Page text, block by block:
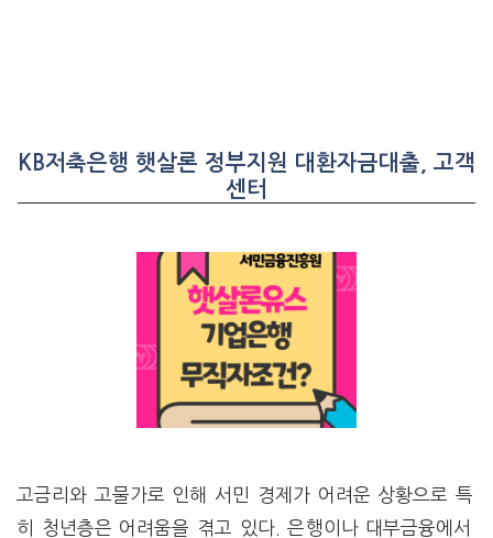
KB저축은행 햇살론 정부지원 대환자금대출, 고객
센터
고금리와 고물가로 인해 서민 경제가 어려운 상황으로 특
히 청년층은 어려움을 겪고 있다. 은행이나 대부금융에서